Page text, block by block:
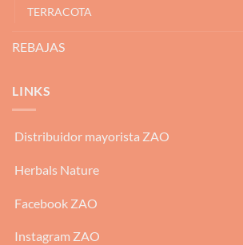
TERRACOTA
REBAJAS
LINKS
Distribuidor mayorista ZAO
Herbals Nature
Facebook ZAO
Instagram ZAO